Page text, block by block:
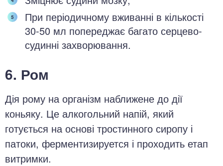
При періодичному вживанні в кількості
30-50 мл попереджає багато серцево-
судинні захворювання.
6. Ром
Дія рому на організм наближене до дії
коньяку. Це алкогольний напій, який
готується на основі тростинного сиропу і
патоки, ферментизируется і проходить етап
витримки.